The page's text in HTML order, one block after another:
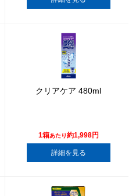
クリアケア 480ml
1箱あたり約1,998円
詳細を見る